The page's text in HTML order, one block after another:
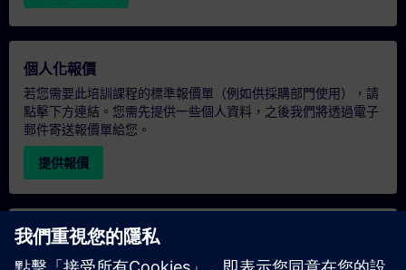
個人化報價
若您需要此培訓課程的標準報價單（例如供採購部門使用），請
點擊下方連結。您需先提供一些個人資料，之後我們將透過電子
郵件寄送報價單給您。
提供報價
專屬培訓諮詢
若您需要針對專屬培訓課程（無論是現場、線上或於我們的